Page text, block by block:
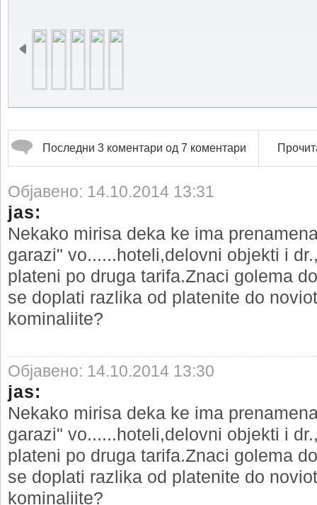
Последни 3 коментари од 7 коментари
Објавено: 14.10.2014 13:31
jas:
Nekako mirisa deka ke ima
garazi" vo......hoteli,delovni objekti i
plateni po druga tarifa.Znaci golema
se doplati razlika od platenite do
kominaliite?
Објавено: 14.10.2014 13:30
jas:
Nekako mirisa deka ke ima
garazi" vo......hoteli,delovni objekti i
plateni po druga tarifa.Znaci golema
se doplati razlika od platenite do
kominaliite?